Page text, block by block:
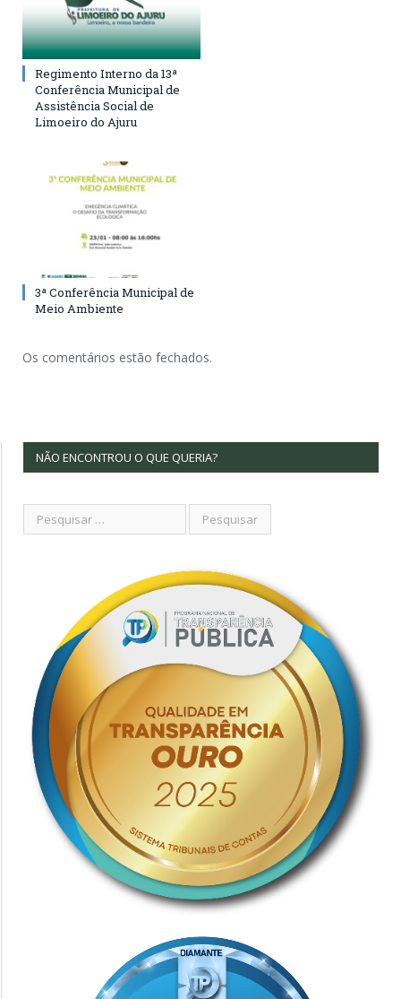
Regimento Interno da 13ª
Conferência Municipal de
Assistência Social de
Limoeiro do Ajuru
3ª Conferência Municipal de
Meio Ambiente
Os comentários estão fechados.
NÃO ENCONTROU O QUE QUERIA?